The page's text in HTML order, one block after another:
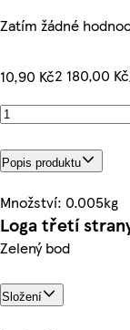
Zatím žádné
10,90 Kč2 180,00
Popis produktu
Množství: 0.005kg
Loga třetí
Zelený bod
Složení